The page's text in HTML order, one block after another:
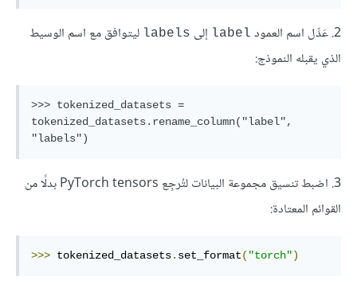
2. عَدِّل اسم العمود label إلى labels ليتوافق مع اسم الوسيط
الذي يقبله النموذج:
>>> tokenized_datasets =
tokenized_datasets.rename_column("label",
3. اضبط تنسيق مجموعة البيانات لتُرجِع PyTorch tensors بدلًا من
القوائم المعتادة:
>>> tokenized_datasets. set_format( "torch")